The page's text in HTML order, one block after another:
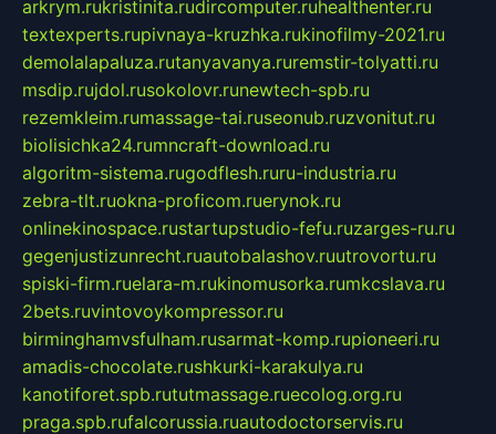
arkrym.rukristinita.rudircomputer.ruhealthenter.ru
textexperts.rupivnaya-kruzhka.rukinofilmy-2021.ru
demolalapaluza.rutanyavanya.ruremstir-tolyatti.ru
msdip.rujdol.rusokolovr.runewtech-spb.ru
rezemkleim.rumassage-tai.ruseonub.ruzvonitut.ru
biolisichka24.rumncraft-download.ru
algoritm-sistema.rugodflesh.ruru-industria.ru
zebra-tlt.ruokna-proficom.ruerynok.ru
onlinekinospace.rustartupstudio-fefu.ruzarges-ru.ru
gegenjustizunrecht.ruautobalashov.ruutrovortu.ru
spiski-firm.ruelara-m.rukinomusorka.rumkcslava.ru
2bets.ruvintovoykompressor.ru
birminghamvsfulham.rusarmat-komp.rupioneeri.ru
amadis-chocolate.rushkurki-karakulya.ru
kanotiforet.spb.rututmassage.ruecolog.org.ru
praga.spb.rufalcorussia.ruautodoctorservis.ru